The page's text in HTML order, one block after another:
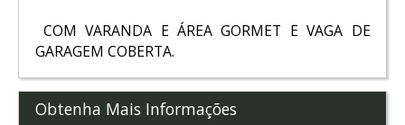
COM VARANDA E ÁREA GORMET E VAGA DE
GARAGEM COBERTA.
Obtenha Mais Informações